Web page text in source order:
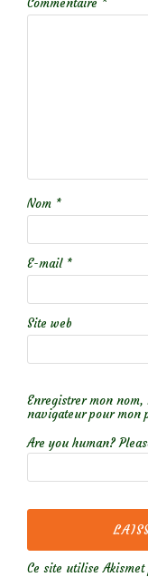
Nom *
E-mail *
Site web
Enregistrer mon
navigateur pour mon
Are you human?
Ce site utilise